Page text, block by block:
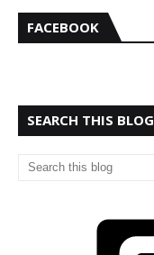
FACEBOOK
SEARCH THIS BLOG